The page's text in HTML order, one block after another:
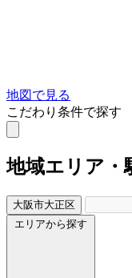
地図で見る
こだわり条件で探す
地域エリア・
大阪市大正区
エリアから探す